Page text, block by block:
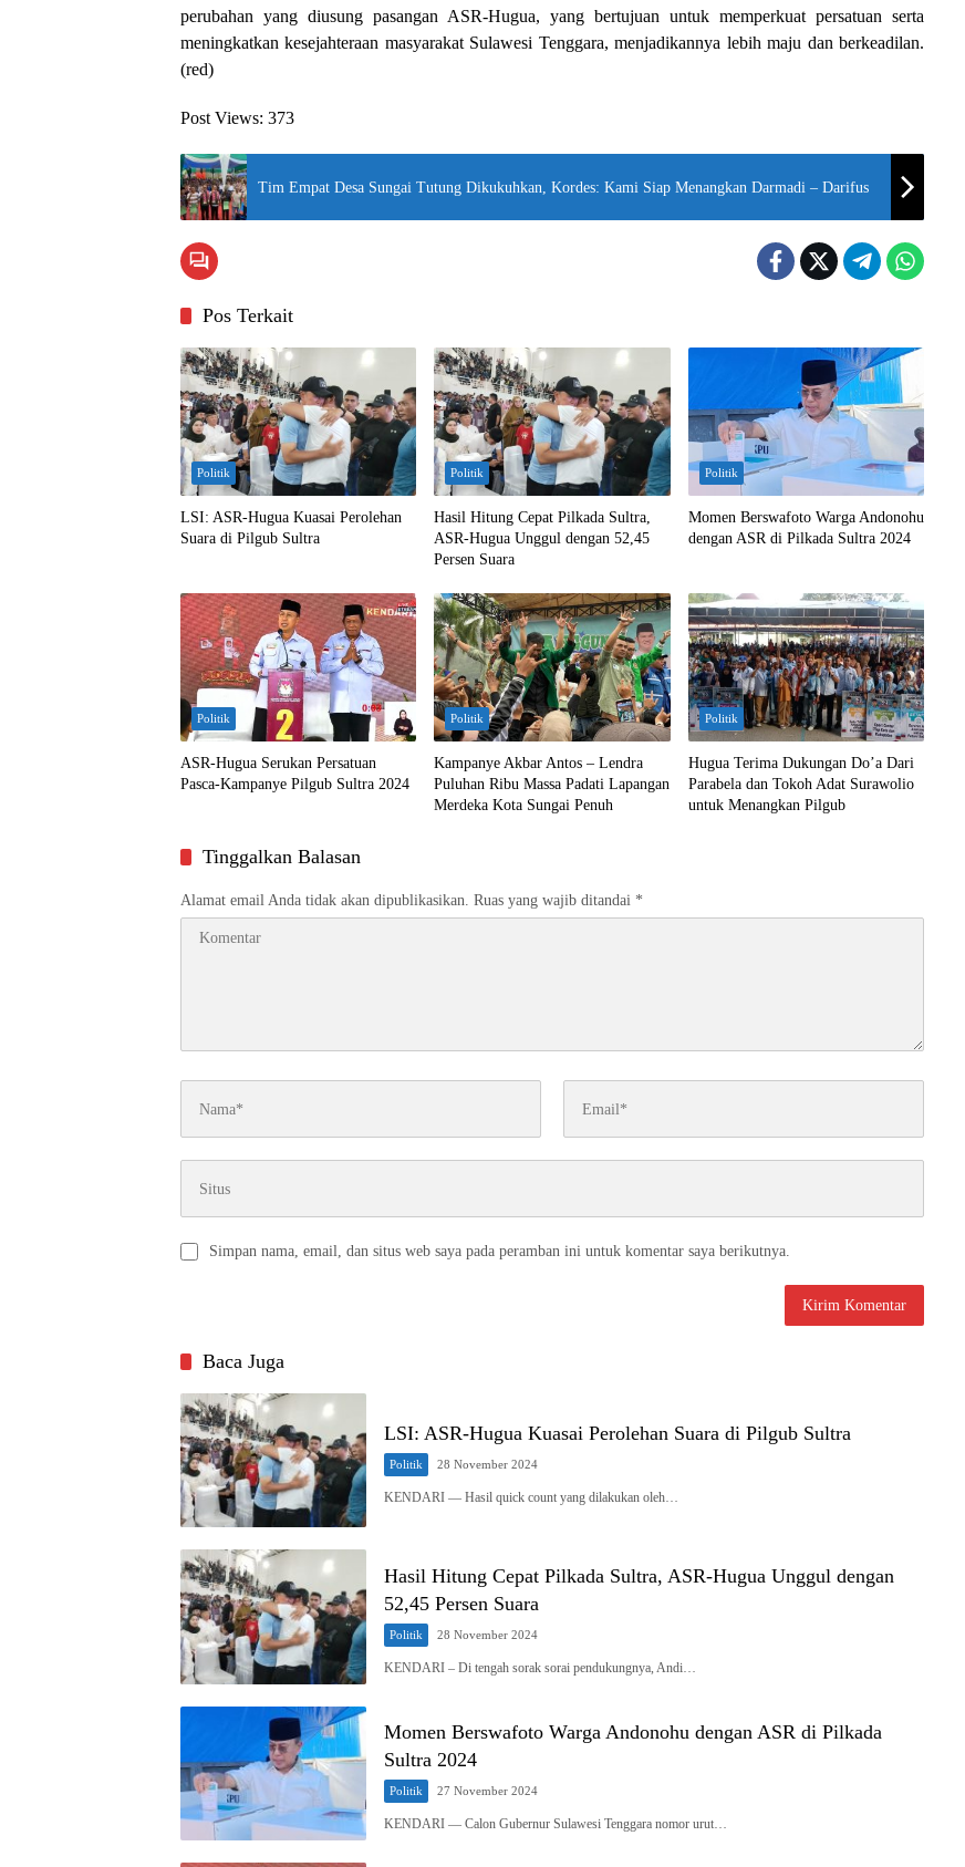
perubahan yang diusung pasangan ASR-Hugua, yang bertujuan untuk memperkuat persatuan serta
meningkatkan kesejahteraan masyarakat Sulawesi Tenggara, menjadikannya lebih maju dan berkeadilan.
(red)
Post Views: 373
Tim Empat Desa Sungai Tutung Dikukuhkan, Kordes: Kami Siap Menangkan Darmadi – Darifus
Pos Terkait
Politik
LSI: ASR-Hugua Kuasai Perolehan
Suara di Pilgub Sultra
Politik
Hasil Hitung Cepat Pilkada Sultra,
ASR-Hugua Unggul dengan 52,45
Persen Suara
Politik
Momen Berswafoto Warga Andonohu
dengan ASR di Pilkada Sultra 2024
Politik
ASR-Hugua Serukan Persatuan
Pasca-Kampanye Pilgub Sultra 2024
Politik
Kampanye Akbar Antos – Lendra
Puluhan Ribu Massa Padati Lapangan
Merdeka Kota Sungai Penuh
Politik
Hugua Terima Dukungan Do’a Dari
Parabela dan Tokoh Adat Surawolio
untuk Menangkan Pilgub
Tinggalkan Balasan
Alamat email Anda tidak akan dipublikasikan. Ruas yang wajib ditandai *
Simpan nama, email, dan situs web saya pada peramban ini untuk komentar saya berikutnya.
Baca Juga
LSI: ASR-Hugua Kuasai Perolehan Suara di Pilgub Sultra
Politik 28 November 2024
KENDARI — Hasil quick count yang dilakukan oleh…
Hasil Hitung Cepat Pilkada Sultra, ASR-Hugua Unggul dengan
52,45 Persen Suara
Politik 28 November 2024
KENDARI – Di tengah sorak sorai pendukungnya, Andi…
Momen Berswafoto Warga Andonohu dengan ASR di Pilkada
Sultra 2024
Politik 27 November 2024
KENDARI — Calon Gubernur Sulawesi Tenggara nomor urut…